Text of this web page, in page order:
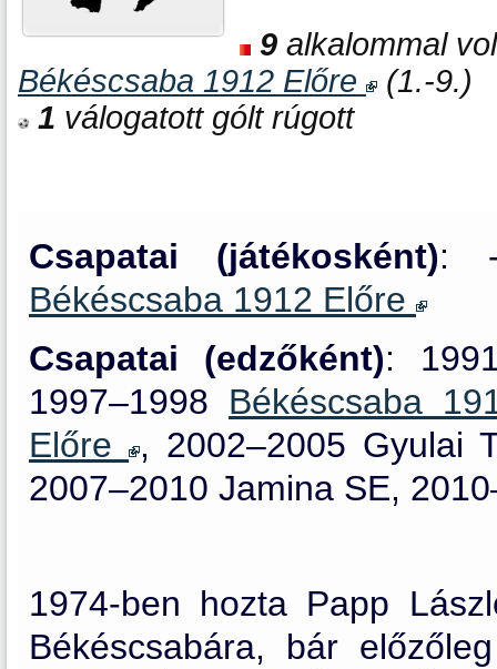
9 alkalommal
Békéscsaba 1912 Előre
(1.-9.)
1 válogatott gólt rúgott
Csapatai (játékosként): -
Békéscsaba 1912 Előre
Csapatai (edzőként):
1997–1998 Békéscsaba
Előre , 2002–2005 Gyulai
2007–2010 Jamina SE,
1974-ben hozta Papp
Békéscsabára, bár